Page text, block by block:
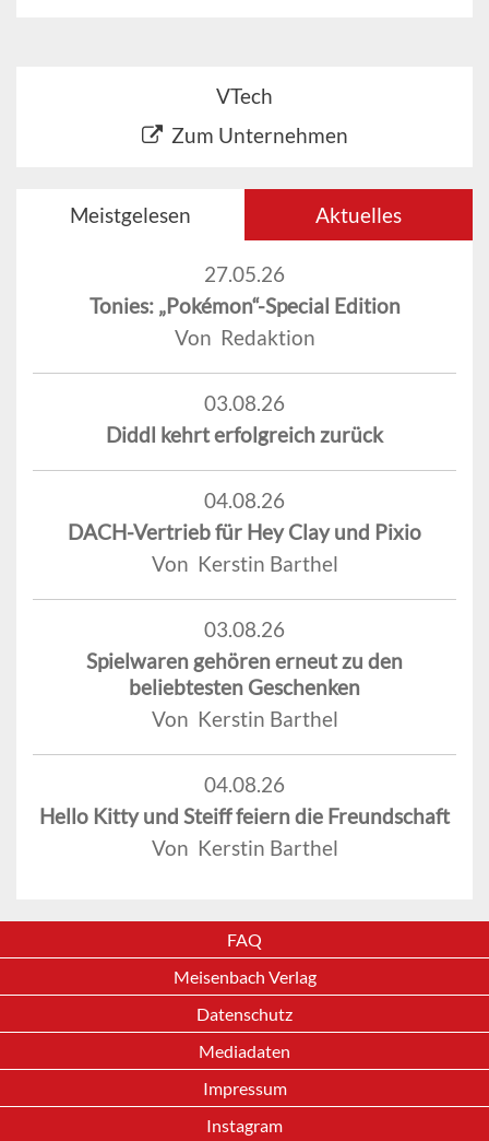
VTech
Zum Unternehmen
Meistgelesen Aktuelles
27.05.26
Tonies: „Pokémon“-Special Edition
Von Redaktion
03.08.26
Diddl kehrt erfolgreich zurück
04.08.26
DACH-Vertrieb für Hey Clay und Pixio
Von Kerstin Barthel
03.08.26
Spielwaren gehören erneut zu den
beliebtesten Geschenken
Von Kerstin Barthel
04.08.26
Hello Kitty und Steiff feiern die Freundschaft
Von Kerstin Barthel
FAQ
Meisenbach Verlag
Datenschutz
Mediadaten
Impressum
Instagram